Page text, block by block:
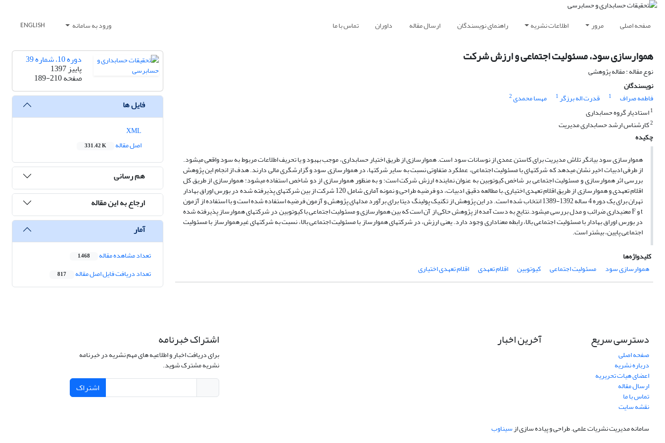
صفحه اصلی مرور اطلاعات نشریه راهنمای نویسندگان ارسال مقاله داوران تماس با ما ورود به سامانه ENGLISH
هموارسازی سود، مسئولیت اجتماعی و ارزش شرکت
نوع مقاله : مقاله پژوهشی
نویسندگان
فاطمه صراف
1 قدرت اله برزگر1 مهسا محمدی2
1استادیار گروه حسابداری
2کارشناس ارشد حسابداری مدیریت
چکیده
هموارسازی سود بیان­گر تلاش مدیریت برای کاستن عمدی از نوسانات سود است. هموارسازی از طریق اختیار حسابداری، موجب بهبود و یا تحریف اطلاعات مربوط به سود واقعی می­شود.
از طرفی ادبیات اخیر نشان می­دهد که شرکت­های با مسئولیت اجتماعی، عملکرد متفاوتی نسبت به سایر شرکت­ها، در هموارسازی سود و گزارشگری مالی دارند. هدف از انجام این پژوهش
بررسی اثر هموارسازی و مسئولیت اجتماعی بر شاخص کیو­توبین به عنوان نماینده ارزش شرکت است؛ و به منظور هموارسازی از دو شاخص استفاده می­شود: هموارسازی از طریق کل
اقلام تعهدی و هموارسازی از طریق اقلام تعهدی اختیاری.با مطالعه دقیق ادبیات، دو فرضیه طراحی و نمونه آماری شامل 120 شرکت از بین شرکت­های پذیرفته شده در بورس اوراق بهادار
تهران برای یک دوره 4 ساله 1392-1389 انتخاب شده است. در این پژوهش از تکنیک پولینگ دیتا برای برآورد مدل­های پژوهش و آزمون فرضیه استفاده شده است و با استفاده از آزمون
t و F معنی­داری ضرائب و مدل بررسی می­شود.نتایج به دست آمده از پژوهش حاکی از آن است که بین هموارسازی و مسئولیت اجتماعی با کیو­توبین در شرکت­های هموارساز پذیرفته شده
در بورس اوراق بهادار با مسئولیت اجتماعی بالا، رابطه معناداری وجود دارد. یعنی ارزش، در شرکت­های هموارساز با مسئولیت اجتماعی بالا، نسبت به شرکت­های غیرهموارساز با مسئولیت
اجتماعی پایین، بیشتر است.
کلیدواژه‌ها
هموارسازی سود
مسئولیت اجتماعی کیوتوبین اقلام تعهدی اقلام تعهدی اختیاری
دوره 10، شماره 39
پاییز 1397
صفحه189-210
فایل ها
اصل مقاله
331.42 K
هم رسانی
ارجاع به این مقاله
آمار
تعداد مشاهده مقاله 1,468
تعداد دریافت فایل اصل مقاله 817
دسترسی سریع
صفحه اصلی
درباره نشریه
اعضای هیات تحریریه
ارسال مقاله
تماس با ما
نقشه سایت
آخرین اخبار اشتراک خبرنامه
برای دریافت اخبار و اطلاعیه های مهم نشریه در خبرنامه
نشریه مشترک شوید.
اشتراک
سامانه مدیریت نشریات علمی.طراحی و پیاده سازی ازسیناوب